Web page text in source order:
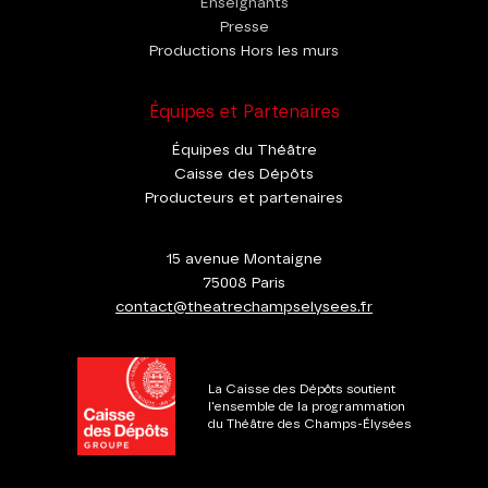
Enseignants
Presse
Productions Hors les murs
Équipes et Partenaires
Équipes du Théâtre
Caisse des Dépôts
Producteurs et partenaires
15 avenue Montaigne
75008 Paris
contact@theatrechampselysees.fr
La Caisse des Dépôts soutient
l'ensemble de la programmation
du Théâtre des Champs-Élysées